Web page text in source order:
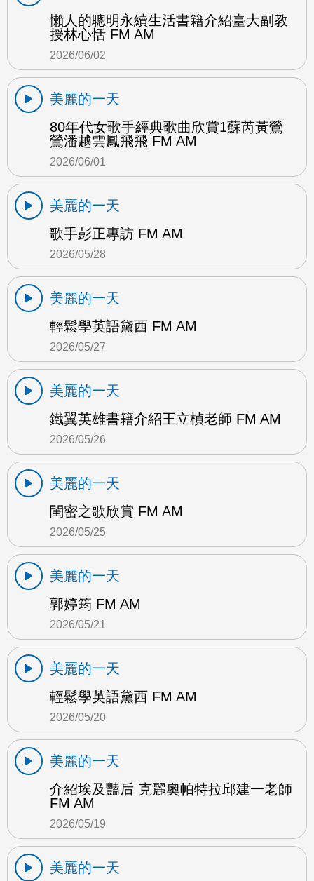
懶人的聰明永續生活書籍介紹臺大副教
授林心恬 FM AM
2026/06/02
美麗的一天
80年代女歌手經典歌曲欣賞1蘇芮黃鶯
鶯潘越雲鳳飛飛 FM AM
2026/06/01
美麗的一天
歌手彭正專訪 FM AM
2026/05/28
美麗的一天
輕鬆學英語黛西 FM AM
2026/05/27
美麗的一天
鐵翼英雄書籍介紹王立楨老師 FM AM
2026/05/26
美麗的一天
閨密之歌欣賞 FM AM
2026/05/25
美麗的一天
郭婷筠 FM AM
2026/05/21
美麗的一天
輕鬆學英語黛西 FM AM
2026/05/20
美麗的一天
介紹埃及豔后 克麗奧帕特拉邱建一老師
FM AM
2026/05/19
美麗的一天